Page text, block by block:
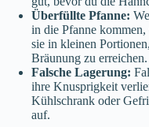
Überfüllte Pfanne:
in die Pfanne
sie in kleinen
Bräunung zu erreichen.
Falsche Lagerung:
ihre Knusprigkeit
Kühlschrank oder
auf.